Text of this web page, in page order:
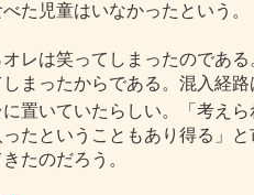
た児童はいなかったという。
レは笑ってしまったのであ
まったからである。混入経
置いていたらしい。「考え
たということもあり得る」
たのだろう。